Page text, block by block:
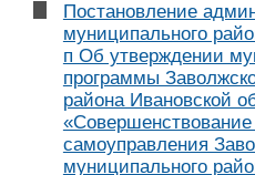
Постановление
муниципального
п Об утверждении
программы
района Ивановской
«Совершенствование
самоуправления
муниципального